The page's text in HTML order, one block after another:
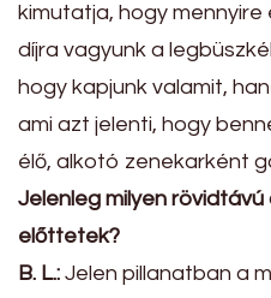
kimutatja, hogy
díjra vagyunk a
hogy kapjunk valamit,
ami azt jelenti, hogy
élő, alkotó zenekarként
Jelenleg milyen
előttetek?
B. L.: Jelen pillanatban a